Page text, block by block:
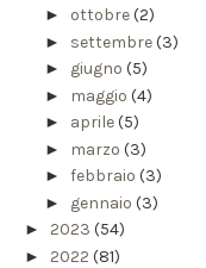
► ottobre(2)
► settembre(3)
► giugno (5)
► maggio (4)
► aprile(5)
► marzo (3)
► febbraio (3)
► gennaio (3)
► 2023 (54)
► 2022 (81)